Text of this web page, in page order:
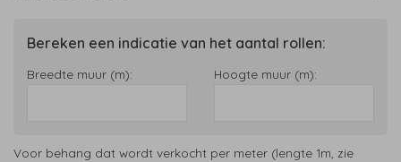
Bereken een indicatie van het aantal rollen:
Breedte muur (m): Hoogte muur (m):
Voor behang dat wordt verkocht per meter (lengte 1m, zie